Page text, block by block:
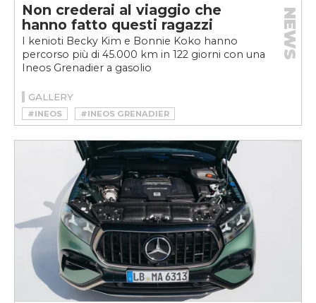
Non crederai al viaggio che
hanno fatto questi ragazzi
I kenioti Becky Kim e Bonnie Koko hanno
percorso più di 45.000 km in 122 giorni con una
Ineos Grenadier a gasolio
NEWS
GALLERY
#INEOS #INEOS GRENADIER